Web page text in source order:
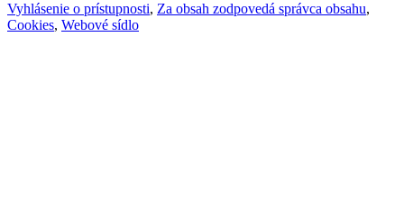
Vyhlásenie o prístupnosti, Za obsah zodpovedá správca obsahu,
Cookies, Webové sídlo